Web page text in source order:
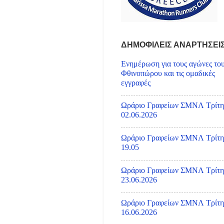
ΔΗΜΟΦΙΛΕΙΣ
Ενημέρωση για τους αγώνες
Φθινοπώρου και τις ομαδικές
εγγραφές
Ωράριο Γραφείων ΣΜΝΛ Τρίτη
02.06.2026
Ωράριο Γραφείων ΣΜΝΛ Τρίτη
19.05
Ωράριο Γραφείων ΣΜΝΛ Τρίτη
23.06.2026
Ωράριο Γραφείων ΣΜΝΛ Τρίτη
16.06.2026